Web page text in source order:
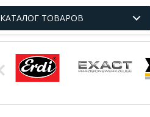
КАТАЛОГ ТОВАРОВ